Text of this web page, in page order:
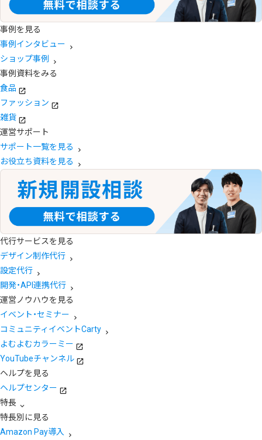
事例を見る
事例インタビュー
ショップ事例
事例資料をみる
食品
ファッション
雑貨
運営サポート
サポート一覧を見る
お役立ち資料を見る
代行サービスを見る
デザイン制作代行
設定代行
開発・API連携代行
運営ノウハウを見る
イベント・セミナー
コミュニティイベントCarty
よむよむカラーミー
YouTubeチャンネル
ヘルプを見る
ヘルプセンター
特長
特長別に見る
Amazon Pay導入